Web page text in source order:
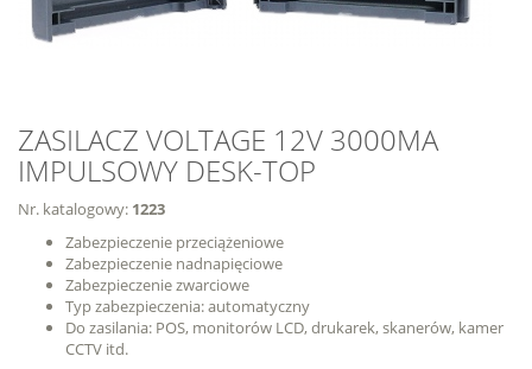
ZASILACZ VOLTAGE 12V 3000MA
IMPULSOWY DESK-TOP
Nr. katalogowy: 1223
Zabezpieczenie przeciążeniowe
Zabezpieczenie nadnapięciowe
Zabezpieczenie zwarciowe
Typ zabezpieczenia: automatyczny
Do zasilania: POS, monitorów LCD, drukarek, skanerów, kamer
CCTV itd.